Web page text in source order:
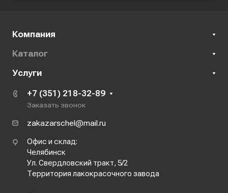
Компания
Каталог
Услуги
+7 (351) 218-32-89
Заказать звонок
zakazarschel@mail.ru
Офис и склад:
Челябинск
Ул. Свердловский тракт, 5/2
Территория лакокрасочного завода